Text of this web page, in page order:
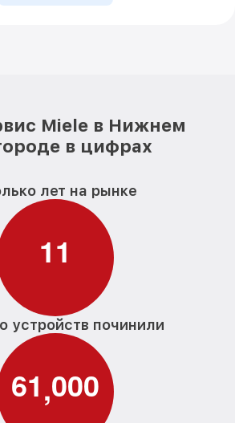
Miele в Нижнем
в цифрах
лет на рынке
11
устройств починили
61,000